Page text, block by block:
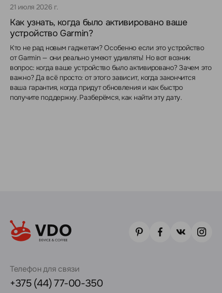
21 июля 2026 г.
Как узнать, когда было активировано ваше
устройство Garmin?
Кто не рад новым гаджетам? Особенно если это устройство
от Garmin — они реально умеют удивлять! Но вот возник
вопрос: когда ваше устройство было активировано? Зачем это
важно? Да всё просто: от этого зависит, когда закончится
ваша гарантия, когда придут обновления и как быстро
получите поддержку. Разберёмся, как найти эту дату.
Телефон для связи
+375 (44) 77-00-350